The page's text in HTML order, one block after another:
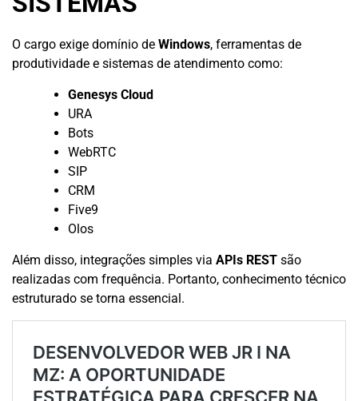
O cargo exige domínio de Windows, ferramentas de
produtividade e sistemas de atendimento como:
Genesys Cloud
URA
Bots
WebRTC
SIP
CRM
Five9
Olos
Além disso, integrações simples via APIs REST são
realizadas com frequência. Portanto, conhecimento técnico
estruturado se torna essencial.